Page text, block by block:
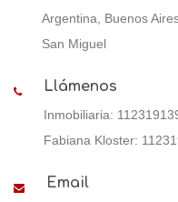
Argentina, Buenos
San Miguel
Llámenos
Inmobiliaria:
Fabiana Kloster:
Email